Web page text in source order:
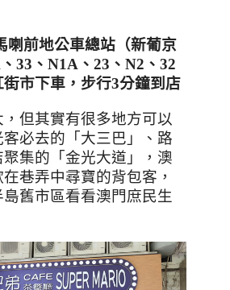
前地公車總站（新葡京
、33 、N1A 、23 、N2 、32
街市下車，步行3分鐘到店
但其實有很多地方可以
必去的「大三巴」、路
集的「金光大道」，澳
巷弄中尋寶的背包客，
舊市區看看澳門庶民生